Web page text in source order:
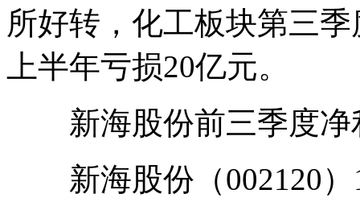
所好转，化工板块第三
上半年亏损20亿元。
新海股份前三季度净
新海股份（002120）